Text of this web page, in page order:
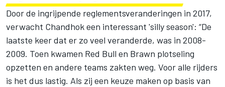
Door de ingrijpende reglementsveranderingen in 2017,
verwacht Chandhok een interessant 'silly season': “De
laatste keer dat er zo veel veranderde, was in 2008-
2009. Toen kwamen Red Bull en Brawn plotseling
opzetten en andere teams zakten weg. Voor alle rijders
is het dus lastig. Als zij een keuze maken op basis van